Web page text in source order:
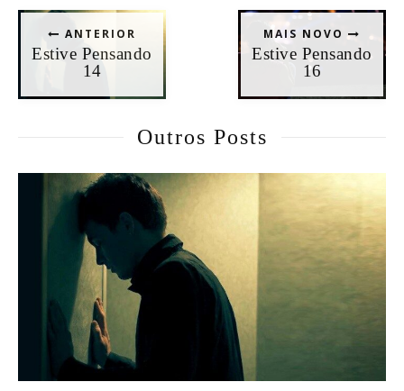
ANTERIOR
Estive Pensando
14
MAIS NOVO
Estive Pensando
16
Outros Posts